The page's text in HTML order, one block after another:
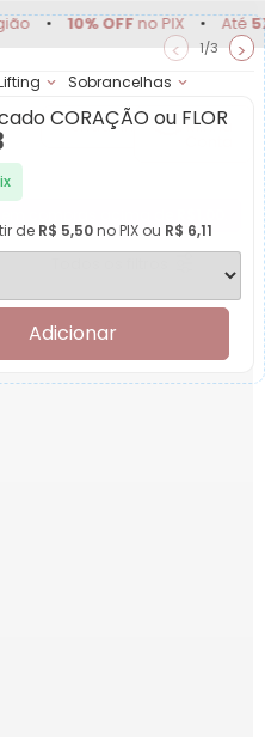
• 10% OFFno PIX • Até5X
Sobrancelhas
Achadinhos Minha
Kit
compras acima de
< 1/3 >
CORAÇÃO ou FLOR
de R$ 5,50no PIX ou R$ 6,11
Adicionar